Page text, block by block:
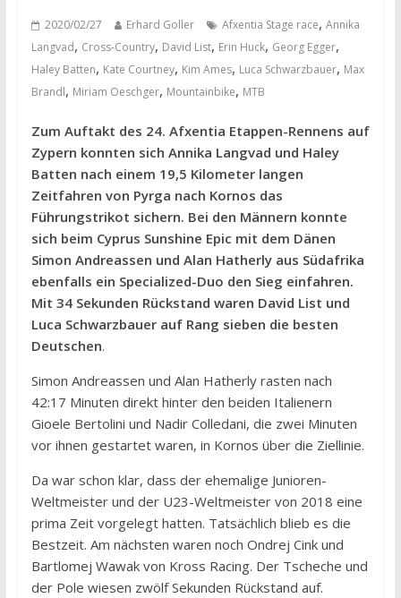
2020/02/27 Erhard Goller Afxentia Stage race, Annika
Langvad, Cross-Country, David List, Erin Huck, Georg Egger,
Haley Batten, Kate Courtney, Kim Ames, Luca Schwarzbauer, Max
Brandl, Miriam Oeschger, Mountainbike, MTB
Zum Auftakt des 24. Afxentia Etappen-Rennens auf
Zypern konnten sich Annika Langvad und Haley
Batten nach einem 19,5 Kilometer langen
Zeitfahren von Pyrga nach Kornos das
Führungstrikot sichern. Bei den Männern konnte
sich beim Cyprus Sunshine Epic mit dem Dänen
Simon Andreassen und Alan Hatherly aus Südafrika
ebenfalls ein Specialized-Duo den Sieg einfahren.
Mit 34 Sekunden Rückstand waren David List und
Luca Schwarzbauer auf Rang sieben die besten
Deutschen.
Simon Andreassen und Alan Hatherly rasten nach
42:17 Minuten direkt hinter den beiden Italienern
Gioele Bertolini und Nadir Colledani, die zwei Minuten
vor ihnen gestartet waren, in Kornos über die Ziellinie.
Da war schon klar, dass der ehemalige Junioren-
Weltmeister und der U23-Weltmeister von 2018 eine
prima Zeit vorgelegt hatten. Tatsächlich blieb es die
Bestzeit. Am nächsten waren noch Ondrej Cink und
Bartlomej Wawak von Kross Racing. Der Tscheche und
der Pole wiesen zwölf Sekunden Rückstand auf.